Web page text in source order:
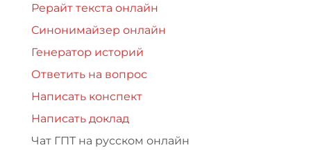
Рерайт текста онлайн
Синонимайзер онлайн
Генератор историй
Ответить на вопрос
Написать конспект
Написать доклад
Чат ГПТ на русском онлайн